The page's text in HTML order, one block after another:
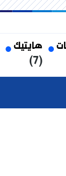
هايتيك
(7)